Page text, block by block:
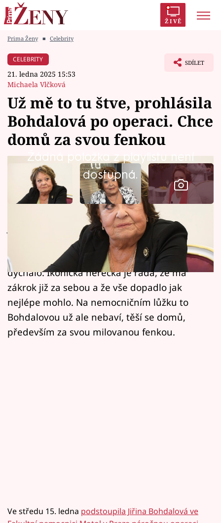
ŽIVĚ
Módní alarm
Témata
Celebrity
Vztahy
Seriály
Sledujte prima+
Filmový festival Karlovy Vary
Pořady
Mámy sobě
Prima Ženy ■ Celebrity
CELEBRITY
21. ledna 2025 15:53
Michaela Vlčková
SDÍLET
Už mě to tu štve, prohlásila
Bohdalová po operaci. Chce
domů za svou fenkou
Žádná položka z playlistu není
dostupná.
Jiřina Bohdalová (93) má za sebou náročnou
operaci, při které jí lékaři odstranili zvětšenou
štítnou žlázu, kvůli níž se herečce špatně
dýchalo. Ikonická herečka je ráda, že má
zákrok již za sebou a že vše dopadlo jak
nejlépe mohlo. Na nemocničním lůžku to
Bohdalovou už ale nebaví, těší se domů,
především za svou milovanou fenkou.
Ve středu 15. ledna podstoupila Jiřina Bohdalová ve